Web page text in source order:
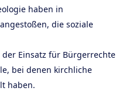
haben in
die soziale
Einsatz für Bürgerrechte
bei denen kirchliche
haben.